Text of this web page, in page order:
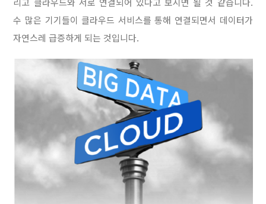
수 많은 기기들이 클라우드 서비스를 통해 연결되면서 데이터가
자연스레 급증하게 되는 것입니다.